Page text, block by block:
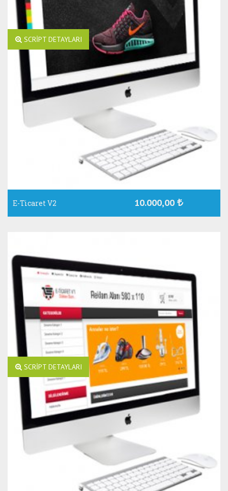
SCRİPT DETAYLARI
E-Ticaret V2 10.000,00
SCRİPT DETAYLARI